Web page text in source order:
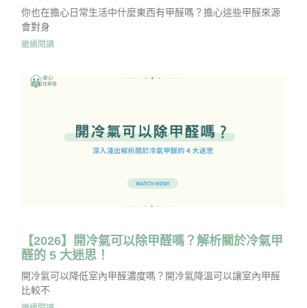
你也在擔心日常生活中什麼東西有甲醛嗎？擔心這些甲醛來源
會對身
繼續閱讀
【2026】開冷氣可以除甲醛嗎？解析關於冷氣甲
醛的 5 大迷思！
開冷氣可以降低室內甲醛濃度嗎？開冷氣降溫可以讓室內甲醛
比較不